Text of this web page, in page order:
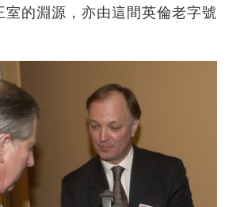
的淵源，亦由這間英倫老字號